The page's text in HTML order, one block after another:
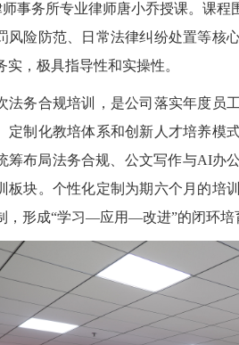
事务所专业律师唐小乔授课。课
风险防范、日常法律纠纷处置等核
实，极具指导性和实操性。
务合规培训，是公司落实年度员工
定制化教培体系和创新人才培养模
筹布局法务合规、公文写作与AI办
板块。个性化定制为期六个月的培
，形成“学习—应用—改进”的闭环培